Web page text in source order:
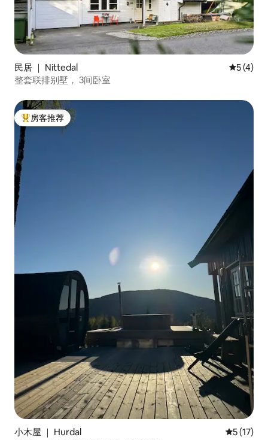
民居 ｜ Nittedal 平均评分
5 (4)
整套联排别墅， 3间卧室
热门「房客推荐」
房客推荐
小木屋 ｜ Hurdal 平均评分
5 (17)